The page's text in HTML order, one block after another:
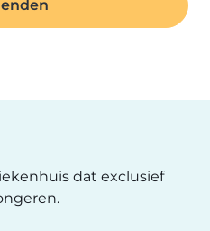
dat exclusief